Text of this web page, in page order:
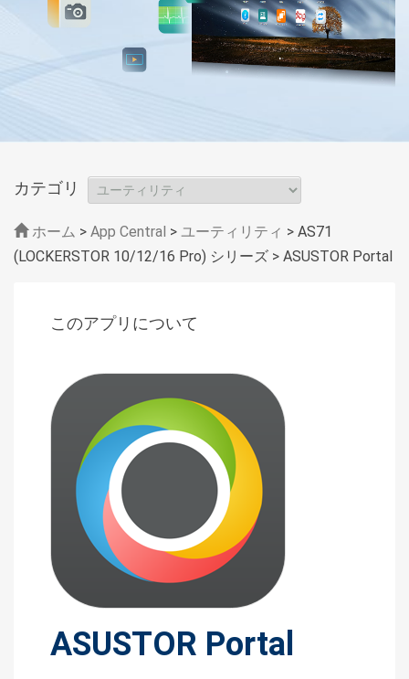
カテゴリ
ホーム > App Central > ユーティリティ > AS71
(LOCKERSTOR 10/12/16 Pro) シリーズ > ASUSTOR Portal
このアプリについて
ASUSTOR Portal